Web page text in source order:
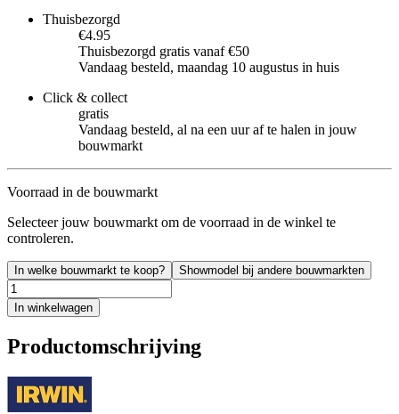
Thuisbezorgd
€4.95
Thuisbezorgd gratis vanaf €50
Vandaag besteld, maandag 10 augustus in huis
Click & collect
gratis
Vandaag besteld, al na een uur af te halen in jouw
bouwmarkt
Voorraad in de bouwmarkt
Selecteer jouw bouwmarkt om de voorraad in de winkel te
controleren.
In welke bouwmarkt te koop? Showmodel bij andere bouwmarkten
In winkelwagen
Productomschrijving